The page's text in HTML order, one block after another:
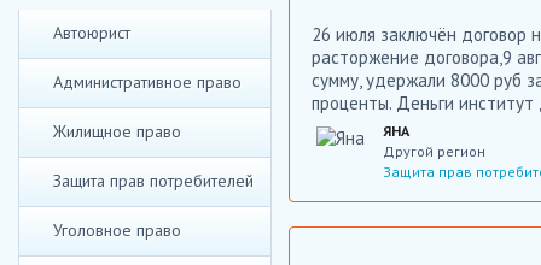
Автоюрист
Административное право
Жилищное право
Защита прав потребителей
Уголовное право
26 июля заключён договор
расторжение договора,9
сумму, удержали 8000 руб
проценты. Деньги
ЯНА
Другой регион
Защита прав